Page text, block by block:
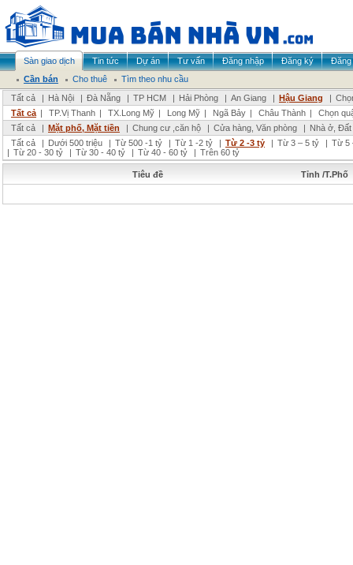
Sàn giao dịch Tin tức Dự án Tư vấn Đăng nhập Đăng ký
Đăng
Cần bán
Cho thuê
Tìm theo nhu cầu
Tất cả
| Hà Nội | Đà Nẵng | TP HCM | Hải Phòng | An Giang | Hậu Giang |
Tất cả | TP.Vị Thanh | TX.Long Mỹ | Long Mỹ | Ngã Bảy | Châu Thành |
Chọn
Tất cả
| Mặt phố, Mặt tiền | Chung cư ,căn hộ | Cửa hàng, Văn phòng | Nhà ở,
Tất cả
| Dưới 500 triệu | Từ 500 -1 tỷ | Từ 1 -2 tỷ | Từ 2 -3 tỷ | Từ 3 – 5 tỷ | Từ 5
| Từ 20 - 30 tỷ | Từ 30 - 40 tỷ | Từ 40 - 60 tỷ | Trên 60 tỷ
Tiêu đề Tỉnh /T.Phố